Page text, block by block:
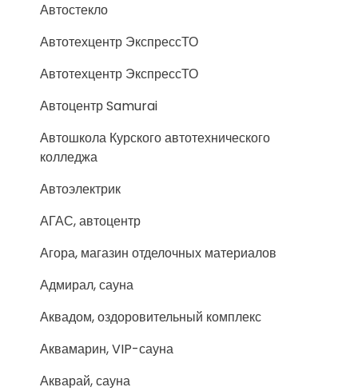
Автостекло
Автотехцентр ЭкспрессТО
Автотехцентр ЭкспрессТО
Автоцентр Samurai
Автошкола Курского автотехнического
колледжа
Автоэлектрик
АГАС, автоцентр
Агора, магазин отделочных материалов
Адмирал, сауна
Аквадом, оздоровительный комплекс
Аквамарин, VIP-сауна
Акварай, сауна